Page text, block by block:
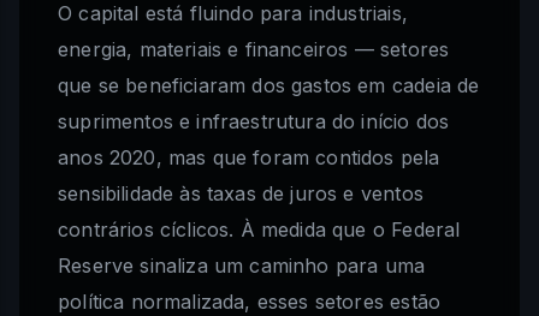
O capital está fluindo para industriais,
energia, materiais e financeiros — setores
que se beneficiaram dos gastos em cadeia de
suprimentos e infraestrutura do início dos
anos 2020, mas que foram contidos pela
sensibilidade às taxas de juros e ventos
contrários cíclicos. À medida que o Federal
Reserve sinaliza um caminho para uma
política normalizada, esses setores estão